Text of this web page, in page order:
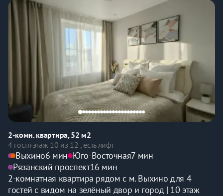
2-комн. квартира, 52 м2
4 гостя·этаж 10 из 12 , есть лифт
Выхино6 мин Юго-Восточная7 мин
Рязанский проспект16 мин
2-комнатная квартира рядом с м. Выхино для 4
гостей с видом на зелёный двор и город | 10 этаж